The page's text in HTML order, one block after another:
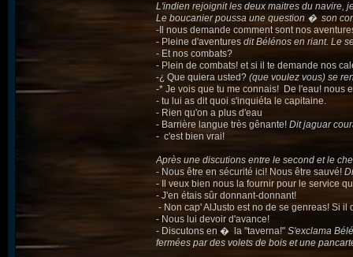
L'indien rejoignit les deux maitres du navire,
Le boucanier poussa une question � son
-Il nous demande comment sont nos
- Pleine d'aventures dit Bélénos en riant. Le
- Et nos combats?
- Plein de combats! et si il te demande nos
-¿ Que quiera usted? (que voulez vous) se
-* Je vois que tu me connais! De l'eau! nous
- tu lui as dit quoi s'inquiéta le capitaine.
- Rien qu'on a plus d'eau
- Barrière langue très gênante! Dit jaguar
- c'est bien vrai!
Après une discutions entre le second et le
- Nous être en sécurité ici! Nous être sauvé!
- Il veux bien nous la fournir pour le service
- J'en étais sûr donnant-donnant!
- Non cap' AlJusto est no de se genreas! Si
- Nous lui devoir d'avance!
- Discutons en � la "taverna!" S'exclama
fermées par des volets de bois et une